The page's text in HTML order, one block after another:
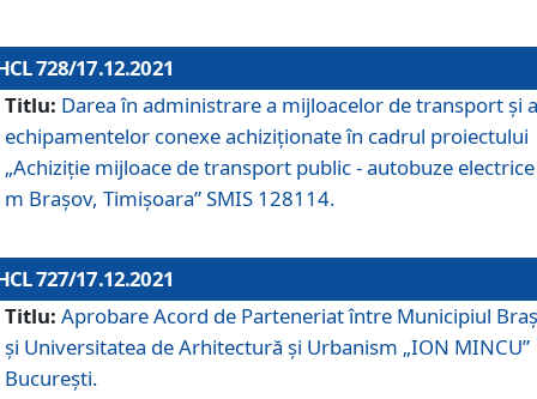
728/17.12.2021
Titlu: Darea în administrare a mijloacelor de transport și a
echipamentelor conexe achiziționate în cadrul proiectului
„Achiziție mijloace de transport public - autobuze
m Brașov, Timișoara” SMIS 128114.
727/17.12.2021
Titlu: Aprobare Acord de Parteneriat între Municipiul
și Universitatea de Arhitectură și Urbanism „ION MINCU”
București.